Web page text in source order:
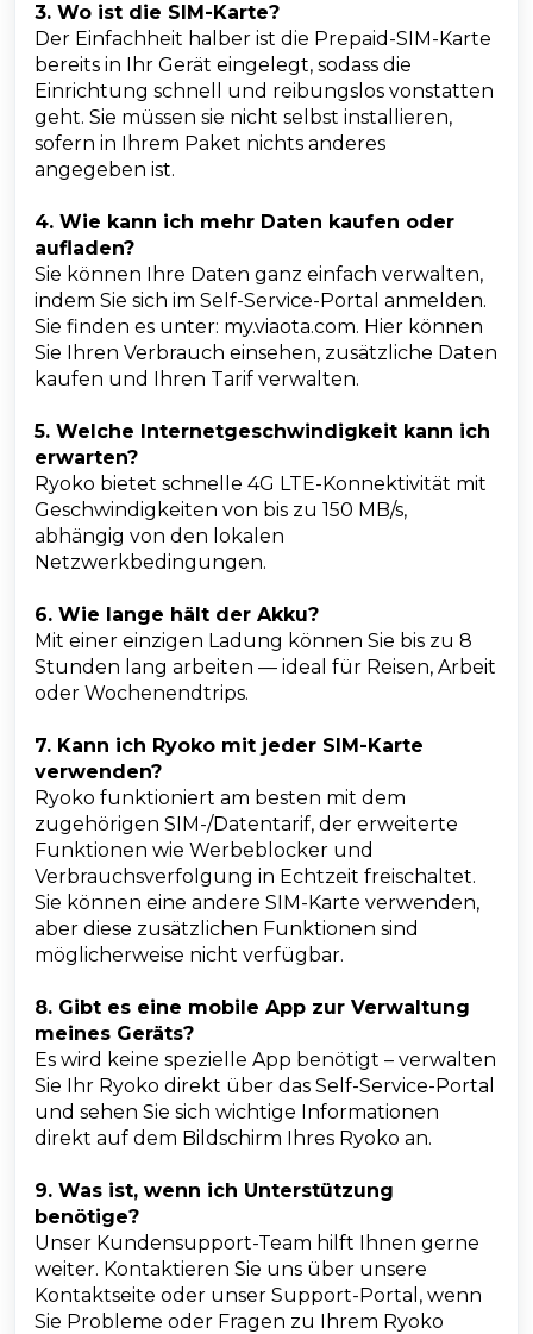
3. Wo ist die SIM-Karte?
Der Einfachheit halber ist die Prepaid-SIM-Karte
bereits in Ihr Gerät eingelegt, sodass die
Einrichtung schnell und reibungslos vonstatten
geht. Sie müssen sie nicht selbst installieren,
sofern in Ihrem Paket nichts anderes
angegeben ist.
4. Wie kann ich mehr Daten kaufen oder
aufladen?
Sie können Ihre Daten ganz einfach verwalten,
indem Sie sich im Self-Service-Portal anmelden.
Sie finden es unter: my.viaota.com. Hier können
Sie Ihren Verbrauch einsehen, zusätzliche Daten
kaufen und Ihren Tarif verwalten.
5. Welche Internetgeschwindigkeit kann ich
erwarten?
Ryoko bietet schnelle 4G LTE-Konnektivität mit
Geschwindigkeiten von bis zu 150 MB/s,
abhängig von den lokalen
Netzwerkbedingungen.
6. Wie lange hält der Akku?
Mit einer einzigen Ladung können Sie bis zu 8
Stunden lang arbeiten — ideal für Reisen, Arbeit
oder Wochenendtrips.
7. Kann ich Ryoko mit jeder SIM-Karte
verwenden?
Ryoko funktioniert am besten mit dem
zugehörigen SIM-/Datentarif, der erweiterte
Funktionen wie Werbeblocker und
Verbrauchsverfolgung in Echtzeit freischaltet.
Sie können eine andere SIM-Karte verwenden,
aber diese zusätzlichen Funktionen sind
möglicherweise nicht verfügbar.
8. Gibt es eine mobile App zur Verwaltung
meines Geräts?
Es wird keine spezielle App benötigt – verwalten
Sie Ihr Ryoko direkt über das Self-Service-Portal
und sehen Sie sich wichtige Informationen
direkt auf dem Bildschirm Ihres Ryoko an.
9. Was ist, wenn ich Unterstützung
benötige?
Unser Kundensupport-Team hilft Ihnen gerne
weiter. Kontaktieren Sie uns über unsere
Kontaktseite oder unser Support-Portal, wenn
Sie Probleme oder Fragen zu Ihrem Ryoko